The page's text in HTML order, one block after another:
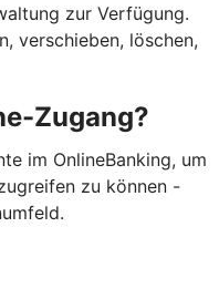
zur Verfügung.
verschieben, löschen,
Zugang?
im OnlineBanking, um
zu können -